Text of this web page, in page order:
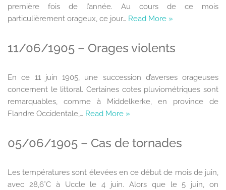
première fois de l’année. Au cours de ce mois
particulièrement orageux, ce jour… Read More »
11/06/1905 – Orages violents
En ce 11 juin 1905, une succession d’averses orageuses
concernent le littoral. Certaines cotes pluviométriques sont
remarquables, comme à Middelkerke, en province de
Flandre Occidentale,… Read More »
05/06/1905 – Cas de tornades
Les températures sont élevées en ce début de mois de juin,
avec 28,6°C à Uccle le 4 juin. Alors que le 5 juin, on